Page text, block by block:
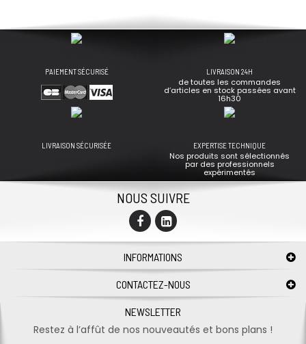
PAIEMENT SÉCURISÉ LIVRAISON 24H
de toutes les commandes
d’articles en stock passées avant
16h30
LIVRAISON SÉCURISÉE EXPERTISE TECHNIQUE
Nos produits sont sélectionnés
par des professionnels
expérimentés
NOUS SUIVRE
INFORMATIONS
CONTACTEZ-NOUS
NEWSLETTER
Restez à l’affût de nos nouveautés et bons plans !